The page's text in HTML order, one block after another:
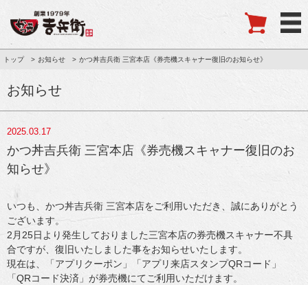
トップ お知らせ かつ丼吉兵衛 三宮本店《券売機スキャナー復旧のお知らせ》
お知らせ
2025.03.17
かつ丼吉兵衛 三宮本店《券売機スキャナー復旧のお
知らせ》
いつも、かつ丼吉兵衛 三宮本店をご利用いただき、誠にありがとう
ございます。
2月25日より発生しておりました三宮本店の券売機スキャナー不具
合ですが、復旧いたしました事をお知らせいたします。
現在は、「アプリクーポン」「アプリ来店スタンプQRコード」
「QRコード決済」が券売機にてご利用いただけます。